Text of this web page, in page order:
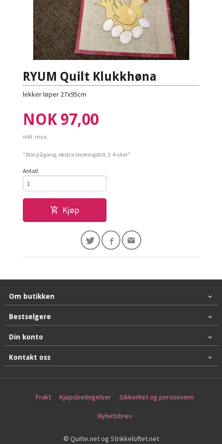
RYUM Quilt Klukkhøna
lekker løper 27x95cm
Pris
NOK 97,00
inkl. mva.
"Stor pågang, ekstra leveringstid, 2-4 uker"
Antall
Kjøp
Om butikken
Bestselgere
Din konto
Kontakt oss
Frakt Kjøpsbetingelser Sikkerhet og personvern
Nyhetsbrev
© Quilte.net og Strikkeloftet.net